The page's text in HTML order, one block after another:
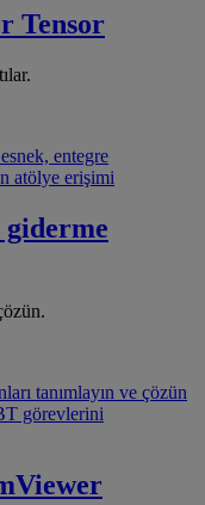
Tensor
entegre
atölye erişimi
giderme
tanımlayın ve çözün
görevlerini